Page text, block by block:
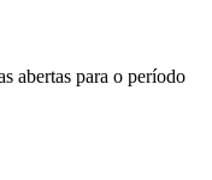
abertas para o período